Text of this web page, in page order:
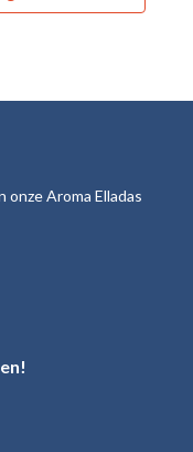
Aroma Elladas